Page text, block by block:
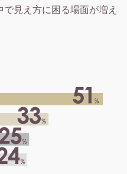
見え方に困る場面が増え